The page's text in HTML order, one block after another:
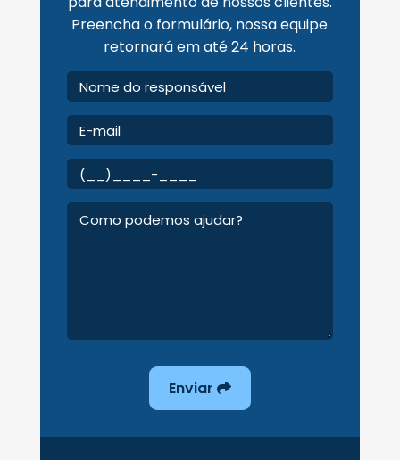
Preencha o formulário, nossa equipe
retornará em até 24 horas.
Enviar